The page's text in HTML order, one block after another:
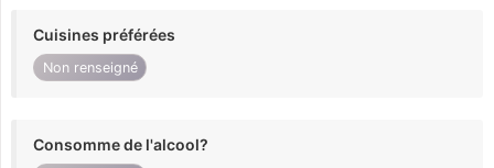
Cuisines préférées
Non renseigné
Consomme de l'alcool?